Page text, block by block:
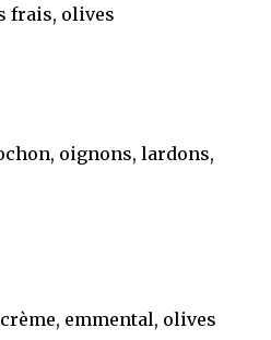
frais, olives
oignons, lardons,
emmental, olives